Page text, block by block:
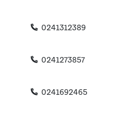
0241312389
0241273857
0241692465